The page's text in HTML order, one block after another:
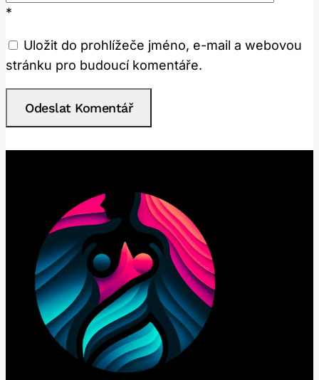
*
Uložit do prohlížeče jméno, e-mail a webovou
stránku pro budoucí komentáře.